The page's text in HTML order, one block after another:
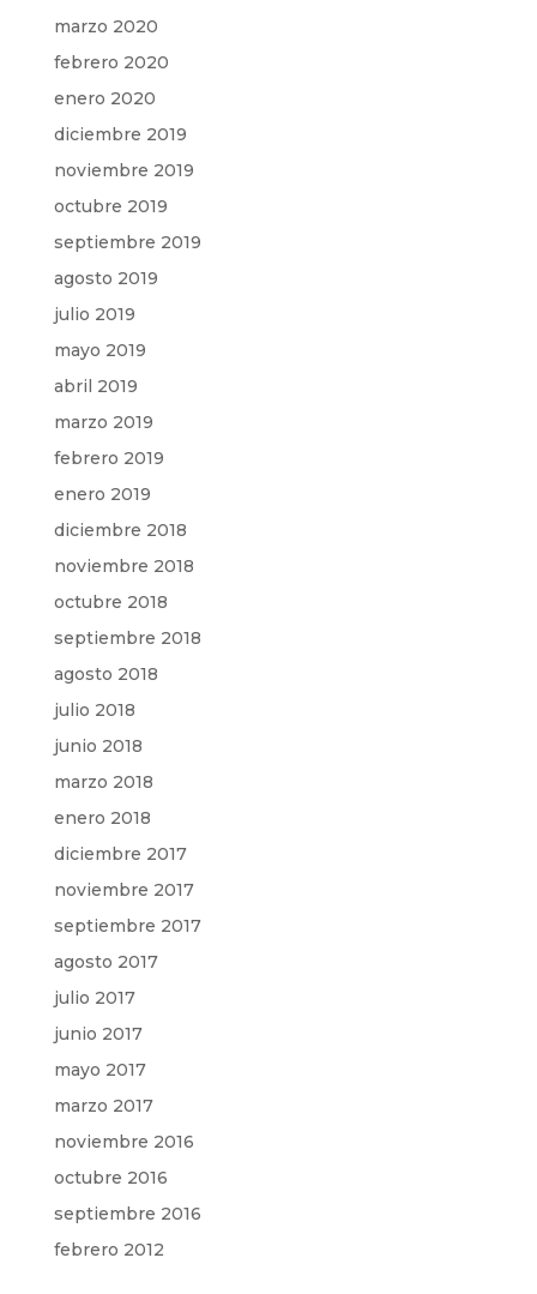
marzo 2020
febrero 2020
enero 2020
diciembre 2019
noviembre 2019
octubre 2019
septiembre 2019
agosto 2019
julio 2019
mayo 2019
abril 2019
marzo 2019
febrero 2019
enero 2019
diciembre 2018
noviembre 2018
octubre 2018
septiembre 2018
agosto 2018
julio 2018
junio 2018
marzo 2018
enero 2018
diciembre 2017
noviembre 2017
septiembre 2017
agosto 2017
julio 2017
junio 2017
mayo 2017
marzo 2017
noviembre 2016
octubre 2016
septiembre 2016
febrero 2012